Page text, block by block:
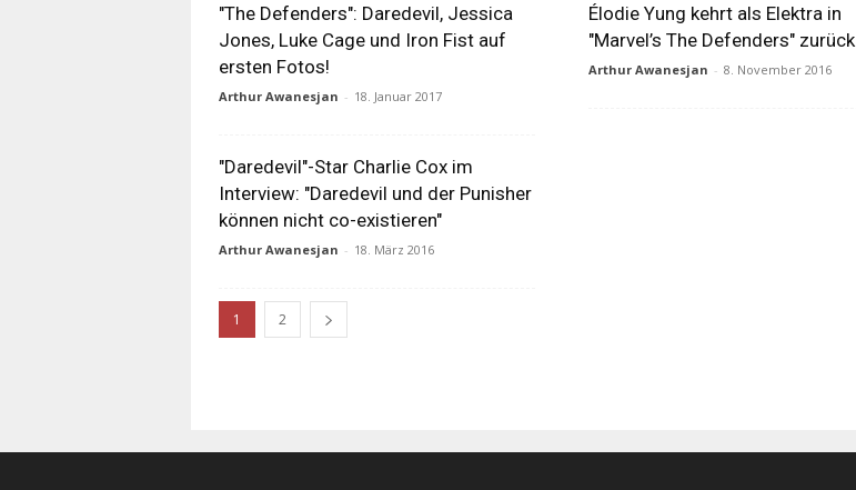
"The Defenders": Daredevil, Jessica
Jones, Luke Cage und Iron Fist auf
ersten Fotos!
Arthur Awanesjan - 18. Januar 2017
Élodie Yung kehrt als Elektra in
"Marvel’s The Defenders" zurück
Arthur Awanesjan - 8. November 2016
"Daredevil"-Star Charlie Cox im
Interview: "Daredevil und der Punisher
können nicht co-existieren"
Arthur Awanesjan - 18. März 2016
1 2